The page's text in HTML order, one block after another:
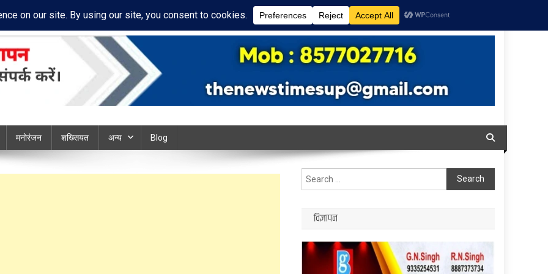
Policy Disclaimer
chandauli
मनोरंजन शख्सियत अन्य Blog
Search
for:
विज्ञापन